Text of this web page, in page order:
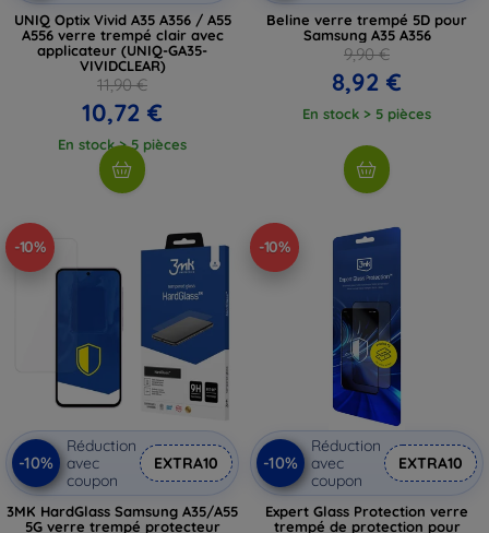
UNIQ Optix Vivid A35 A356 / A55
A556 verre trempé clair avec
applicateur (UNIQ-GA35-
VIVIDCLEAR)
11,90 €
10,72 €
En stock > 5 pièces
Beline verre trempé 5D pour
Samsung A35 A356
9,90 €
8,92 €
En stock > 5 pièces
-10%
-10%
Réduction
avec
coupon
EXTRA10
3MK HardGlass Samsung A35/A55
5G verre trempé protecteur
-10%
-10%
Réduction
avec
coupon
EXTRA10
Expert Glass Protection verre
trempé de protection pour